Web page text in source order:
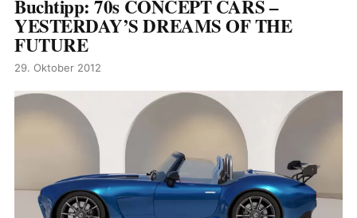
Buchtipp: 70s CONCEPT CARS –
YESTERDAY’S DREAMS OF THE
FUTURE
29. Oktober 2012